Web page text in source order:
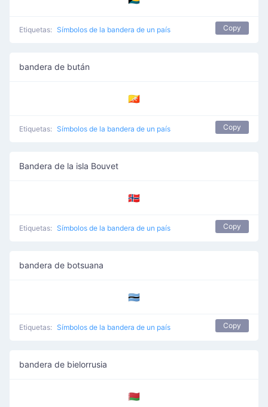
Etiquetas: Símbolos de la bandera de un país Copy
bandera de bután
🇧🇹
Etiquetas: Símbolos de la bandera de un país Copy
Bandera de la isla Bouvet
🇧🇻
Etiquetas: Símbolos de la bandera de un país Copy
bandera de botsuana
🇧🇼
Etiquetas: Símbolos de la bandera de un país Copy
bandera de bielorrusia
🇧🇾